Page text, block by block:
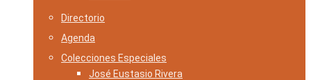
Directorio
Agenda
Colecciones Especiales
José Eustasio Rivera